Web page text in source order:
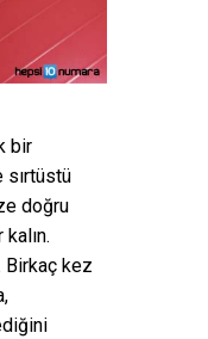
bir
sırtüstü
doğru
Birkaç kez